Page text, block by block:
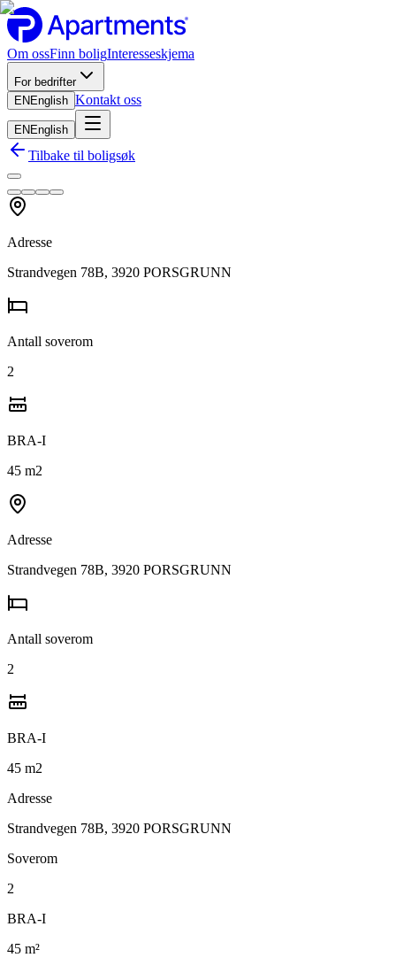
Om ossFinn boligInteresseskjema
For bedrifter
EN English Kontakt oss
EN English
Tilbake til boligsøk
Adresse
Strandvegen 78B, 3920 PORSGRUNN
Antall soverom
2
BRA-I
45 m2
Adresse
Strandvegen 78B, 3920 PORSGRUNN
Antall soverom
2
BRA-I
45 m2
Adresse
Strandvegen 78B, 3920 PORSGRUNN
Soverom
2
BRA-I
45 m²